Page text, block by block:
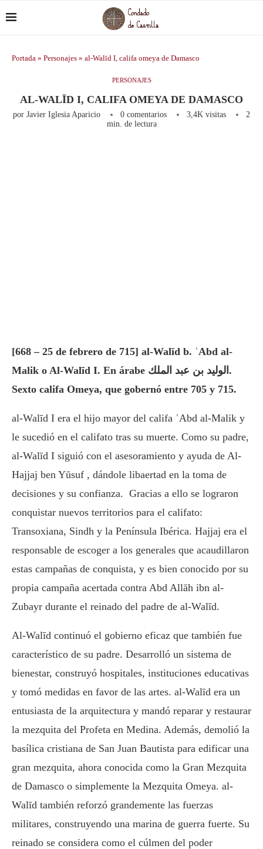
Portada » Personajes » al-Walīd I, califa omeya de Damasco
PERSONAJES
AL-WALĪD I, CALIFA OMEYA DE DAMASCO
por Javier Iglesia Aparicio 0 comentarios 3,4K visitas
2
min. de lectura
[668 – 25 de febrero de 715] al-Walīd b. ʿAbd al-
Malik o Al-Walīd I. En árabe الوليد بن عبد الملك.
Sexto califa Omeya, que gobernó entre 705 y 715.
al-Walīd I era el hijo mayor del califa ʿAbd al-Malik y
le sucedió en el califato tras su muerte. Como su padre,
al-Walīd I siguió con el asesoramiento y ayuda de Al-
Hajjaj ben Yūsuf , dándole libaertad en la toma de
decisiones y su confianza. Gracias a ello se lograron
conquistar nuevos territorios para el califato:
Transoxiana, Sindh y la Península Ibérica. Hajjaj era el
responsable de escoger a los generales que acaudillaron
estas campañas de conquista, y es bien conocido por su
propia campaña acertada contra Abd Allāh ibn al-
Zubayr durante el reinado del padre de al-Walīd.
Al-Walīd continuó el gobierno eficaz que también fue
característico de su padre. Desarrolló un sistema de
bienestar, construyó hospitales, instituciones educativas
y tomó medidas en favor de las artes. al-Walīd era un
entusiasta de la arquitectura y mandó reparar y restaurar
la mezquita del Profeta en Medina. Además, demolió la
basílica cristiana de San Juan Bautista para edificar una
gran mezquita, ahora conocida como la Gran Mezquita
de Damasco o simplemente la Mezquita Omeya. al-
Walīd también reforzó grandemente las fuerzas
militares, construyendo una marina de guerra fuerte. Su
reinado se considera como el cúlmen del poder